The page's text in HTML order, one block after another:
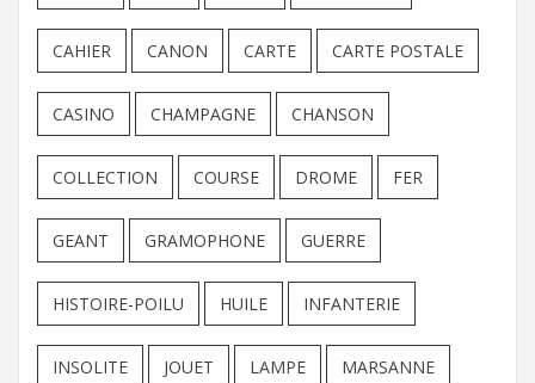
CAHIER CANON CARTE CARTE POSTALE
CASINO CHAMPAGNE CHANSON
COLLECTION COURSE DROME FER
GEANT GRAMOPHONE GUERRE
HISTOIRE-POILU HUILE INFANTERIE
INSOLITE JOUET LAMPE MARSANNE